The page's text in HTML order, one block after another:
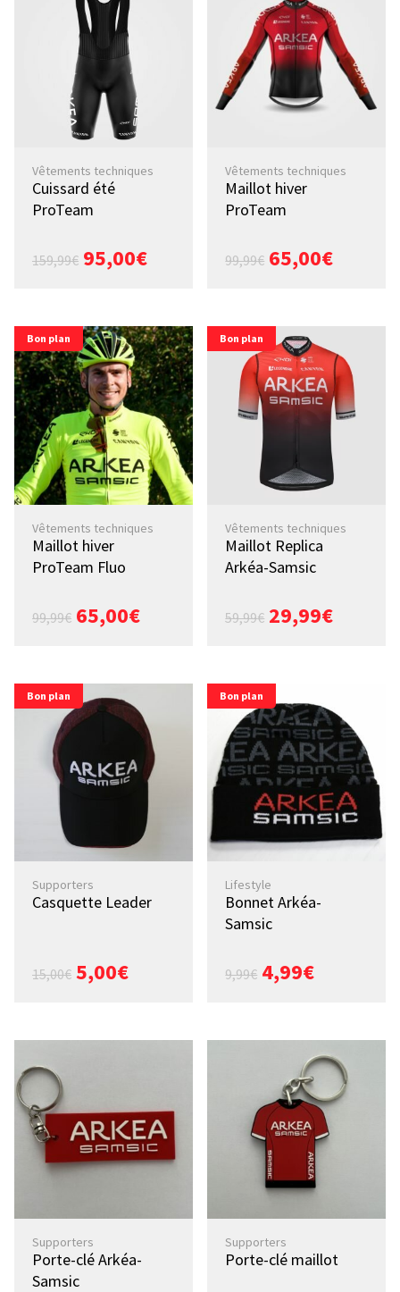
Vêtements techniques
Cuissard été
ProTeam
159,99€ 95,00€
Vêtements techniques
Maillot hiver
ProTeam
99,99€ 65,00€
Bon plan
Vêtements techniques
Maillot hiver
ProTeam Fluo
99,99€ 65,00€
Bon plan
Vêtements techniques
Maillot Replica
Arkéa-Samsic
59,99€ 29,99€
Bon plan
Supporters
Casquette Leader
15,00€ 5,00€
Bon plan
Lifestyle
Bonnet Arkéa-
Samsic
9,99€ 4,99€
Supporters
Porte-clé Arkéa-
Samsic
Supporters
Porte-clé maillot